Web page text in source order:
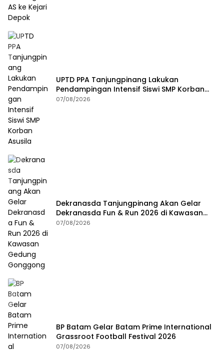
UPTD PPA Tanjungpinang Lakukan
Pendampingan Intensif Siswi SMP Korban
Asusila
07/08/2026
Dekranasda Tanjungpinang Akan Gelar
Dekranasda Fun & Run 2026 di Kawasan
Gedung Gonggong
07/08/2026
BP Batam Gelar Batam Prime International
Grassroot Football Festival 2026
07/08/2026